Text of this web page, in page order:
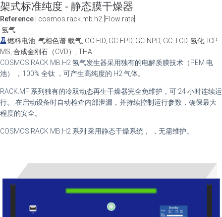
架式标准纯度 - 静态膜干燥器
Reference | cosmos.rack.mb.h2.[Flow rate]
氢气
燃料电池, 气相色谱-载气, GC-FID, GC-FPD, GC-NPD, GC-TCD, 氢化, ICP-
MS, 合成金刚石（CVD）, THA
COSMOS RACK MB.H2 氢气发生器采用独有的电解质膜技术（PEM 电
池）
， 100% 全钛 ，可产生高纯度的 H2 气体。
RACK.MF 系列独有的冷双动态再生干燥器完全免维护，可 24 小时连续运
行。 在启动设备时自动检查内部泄漏，并持续控制运行参数，确保最大
程度的安全。
COSMOS RACK MB.H2 系列 采用静态干燥系统， ，无需维护。